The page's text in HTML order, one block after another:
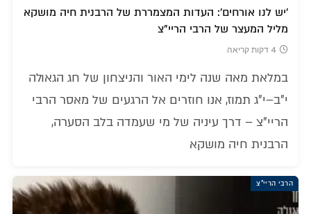
'יש לנו אורחים': העדות המצמררת של הרבנית חיה מושקא
מליל המעצר של הרבי הריי"צ
4 דקות קריאה
במלאת מאה שנה לימי האור והניצחון של חג הגאולה
י"ב–י"ג תמוז, אנו חוזרים אל הרגעים של מאסר הרבי
הריי"צ – דרך עיניה של מי שעמדה בלב הסערה,
הרבנית חיה מושקא
הרבי הריי"צ